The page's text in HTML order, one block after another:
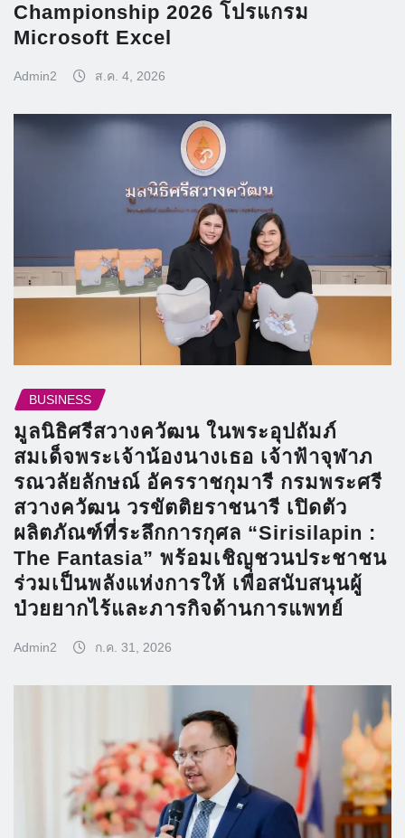
Championship 2026 โปรแกรม
Microsoft Excel
Admin2 ส.ค. 4, 2026
BUSINESS
มูลนิธิศรีสวางควัฒน ในพระอุปถัมภ์
สมเด็จพระเจ้าน้องนางเธอ เจ้าฟ้าจุฬาภ
รณวลัยลักษณ์ อัครราชกุมารี กรมพระศรี
สวางควัฒน วรขัตติยราชนารี เปิดตัว
ผลิตภัณฑ์ที่ระลึกการกุศล “Sirisilapin :
The Fantasia” พร้อมเชิญชวนประชาชน
ร่วมเป็นพลังแห่งการให้ เพื่อสนับสนุนผู้
ป่วยยากไร้และภารกิจด้านการแพทย์
Admin2 ก.ค. 31, 2026